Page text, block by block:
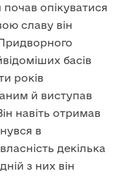
опікуватися
славу він
басів
років
й виступав
навіть отримав
в
декілька
з них він